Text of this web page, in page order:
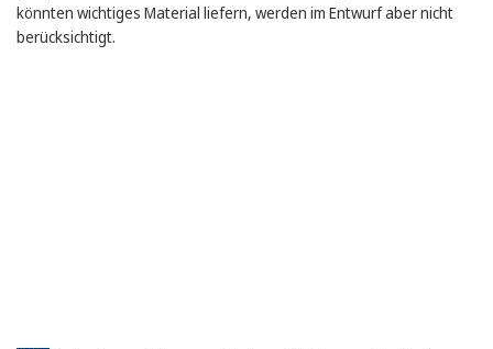
könnten wichtiges Material liefern, werden im Entwurf aber nicht
berücksichtigt.